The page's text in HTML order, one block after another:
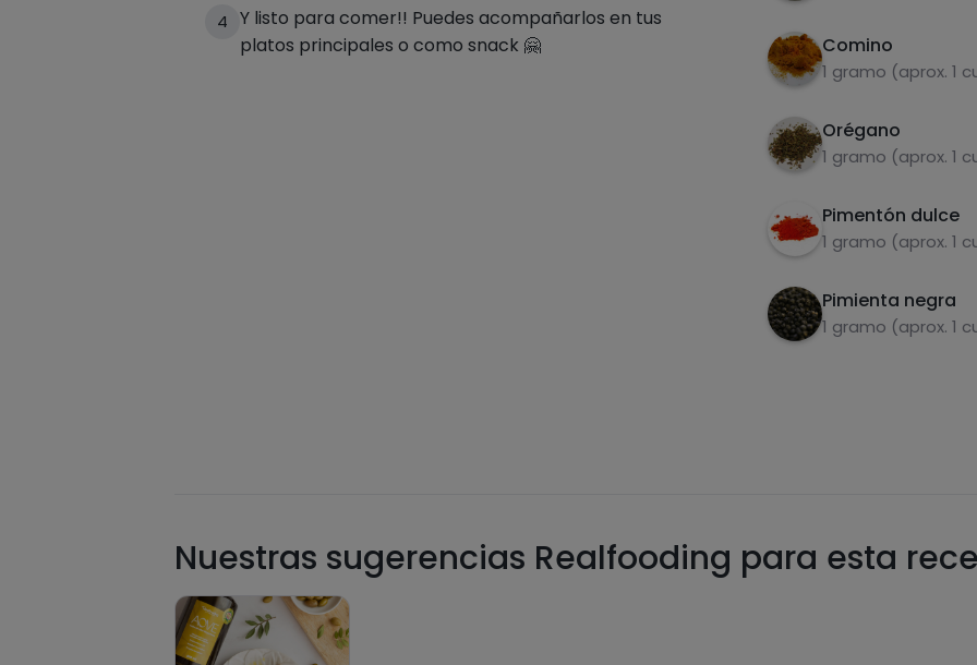
4 Y listo para comer!! Puedes acompañarlos en tus
platos principales o como snack 🤗
Comino
1 gramo (aprox. 1
Orégano
1 gramo (aprox. 1
Pimentón dulce
1 gramo (aprox. 1
Pimienta negra
1 gramo (aprox. 1
Nuestras sugerencias Realfooding para esta